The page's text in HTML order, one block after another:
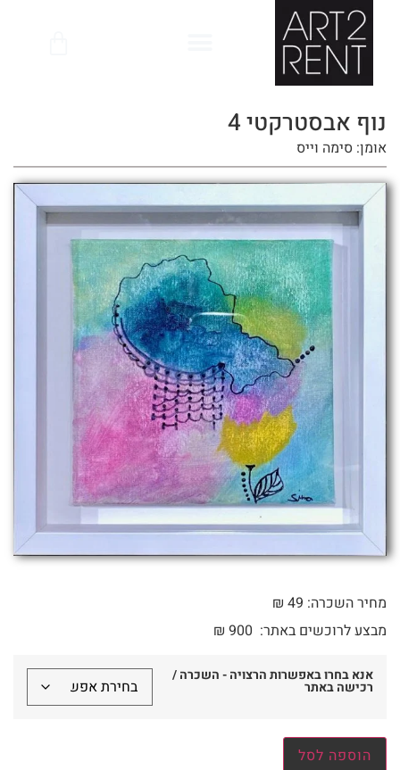
נוף אבסטרקטי 4
אומן: סימה וייס
מחיר השכרה: 49 ₪
מבצע לרוכשים באתר:
₪ 900
אנא בחרו באפשרות הרצויה - השכרה /
רכישה באתר
הוספה לסל